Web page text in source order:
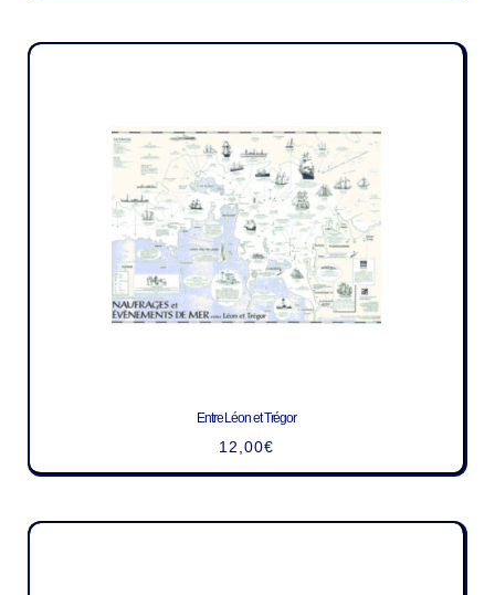
Entre Léon et Trégor
12,00€